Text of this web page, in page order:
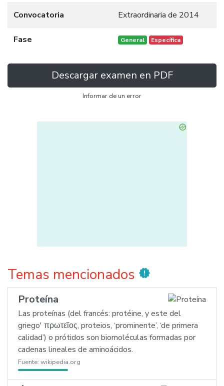
Convocatoria Extraordinaria de 2014
Fase General Específica
Descargar examen en PDF
Informar de un error
Temas mencionados new_releases
Proteína
Las proteínas (del francés: protéine, y este del
griego' πρωτεῖος, proteios, ‘prominente’, ‘de primera
calidad’) o prótidos son biomoléculas formadas por
cadenas lineales de aminoácidos.
Fuente: wikipedia.org